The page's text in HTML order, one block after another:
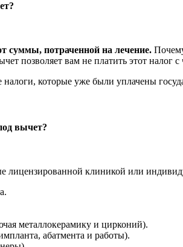
суммы, потраченной на лечение.
позволяет вам не платить этот
налоги, которые уже были уплачены
вычет?
лицензированной клиникой или
металлокерамику и цирконий).
абатмента и работы).